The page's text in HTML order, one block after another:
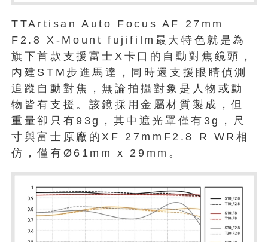
TTArtisan Auto Focus AF 27mm
F2.8 X-Mount fujifilm最大特色就是為
旗下首款支援富士X卡口的自動對焦鏡頭，
內建STM步進馬達，同時還支援眼睛偵測
追蹤自動對焦，無論拍攝對象是人物或動
物皆有支援。該鏡採用金屬材質製成，但
重量卻只有93g，其中遮光罩僅有3g，尺
寸與富士原廠的XF 27mmF2.8 R WR相
仿，僅有Ø61mm x 29mm。